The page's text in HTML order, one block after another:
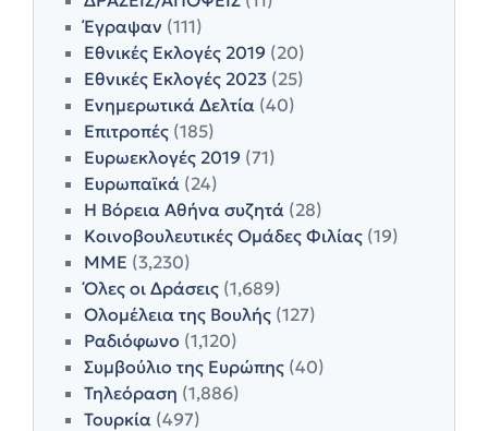
Έγραψαν (111)
Εθνικές Εκλογές 2019 (20)
Εθνικές Εκλογές 2023 (25)
Ενημερωτικά Δελτία (40)
Επιτροπές (185)
Ευρωεκλογές 2019 (71)
Ευρωπαϊκά (24)
Η Βόρεια Αθήνα συζητά (28)
Κοινοβουλευτικές Ομάδες Φιλίας (19)
ΜΜΕ (3,230)
Όλες οι Δράσεις (1,689)
Ολομέλεια της Βουλής (127)
Ραδιόφωνο (1,120)
Συμβούλιο της Ευρώπης (40)
Τηλεόραση (1,886)
Τουρκία (497)